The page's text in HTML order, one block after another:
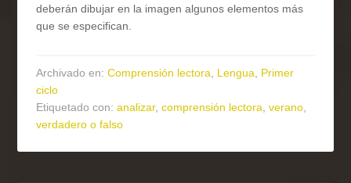
deberán dibujar en la imagen algunos elementos más
que se especifican.
Archivado en:Comprensión lectora, Lengua, Primer
ciclo
Etiquetado con:analizar,comprensión lectora,verano,
verdadero o falso